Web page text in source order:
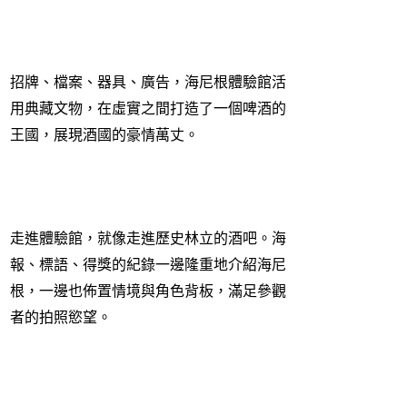
招牌、檔案、器具、廣告，海尼根體驗館活
用典藏文物，在虛實之間打造了一個啤酒的
王國，展現酒國的豪情萬丈。
走進體驗館，就像走進歷史林立的酒吧。海
報、標語、得獎的紀錄一邊隆重地介紹海尼
根，一邊也佈置情境與角色背板，滿足參觀
者的拍照慾望。